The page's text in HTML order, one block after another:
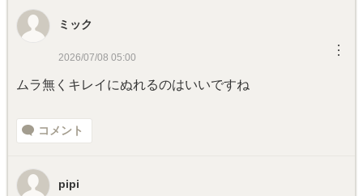
ミック
2026/07/08 05:00 ︙
ムラ無くキレイにぬれるのはいいですね
コメント
pipi